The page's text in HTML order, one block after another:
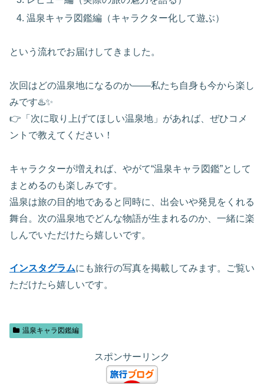
温泉キャラ図鑑編（キャラクター化して遊ぶ）
という流れでお届けしてきました。
次回はどの温泉地になるのか――私たち自身も今から楽し
みです♨️✨
👉「次に取り上げてほしい温泉地」があれば、ぜひコメ
ントで教えてください！
キャラクターが増えれば、やがて“温泉キャラ図鑑”として
まとめるのも楽しみです。
温泉は旅の目的地であると同時に、出会いや発見をくれる
舞台。次の温泉地でどんな物語が生まれるのか、一緒に楽
しんでいただけたら嬉しいです。
インスタグラムにも旅行の写真を掲載してみます。ご覧い
ただけたら嬉しいです。
温泉キャラ図鑑編
スポンサーリンク